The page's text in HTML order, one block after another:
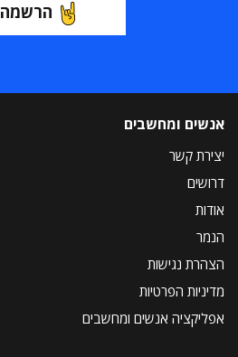
הרשמה
אנשים ומחשבים
יצירת קשר
דרושים
אודות
הנמר
הצהרת נגישות
מדיניות הפרטיות
אפליקציה אנשים ומחשבים